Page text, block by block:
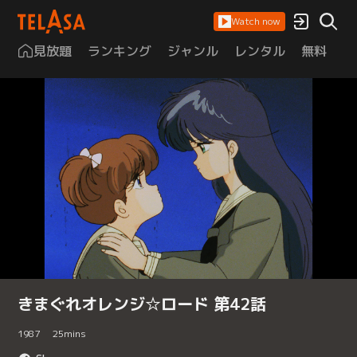
Watch now
見放題 ランキング ジャンル レンタル 無料
きまぐれオレンジ☆ロード 第42話
1987 25mins